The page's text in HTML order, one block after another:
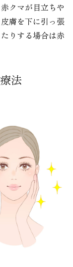
クマが目立ちや
膚を下に引っ張
りする場合は赤
法